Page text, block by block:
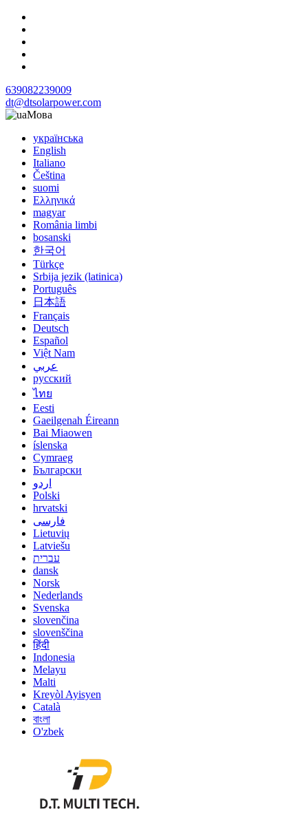
639082239009
dt@dtsolarpower.com
Мова
українська
English
Italiano
Čeština
suomi
Ελληνικά
magyar
România limbi
bosanski
한국어
Türkçe
Srbija jezik (latinica)
Português
日本語
Français
Deutsch
Español
Việt Nam
عربي
русский
ไทย
Eesti
Gaeilgenah Éireann
Bai Miaowen
íslenska
Cymraeg
Български
اردو
Polski
hrvatski
فارسی
Lietuvių
Latviešu
עברית
dansk
Norsk
Nederlands
Svenska
slovenčina
slovenščina
हिंदी
Indonesia
Melayu
Malti
Kreyòl Ayisyen
Català
বাংলা
O'zbek